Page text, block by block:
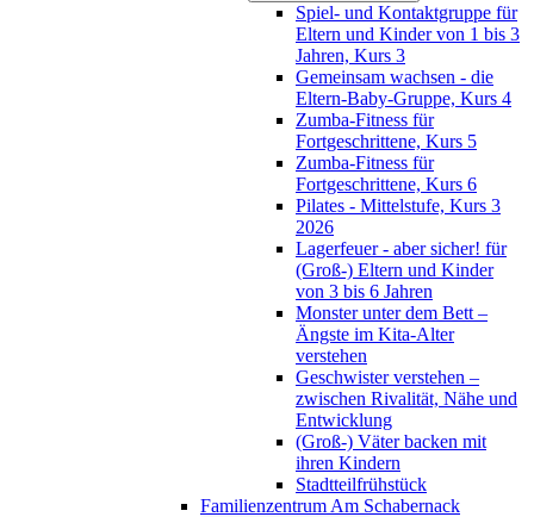
Spiel- und Kontaktgruppe für
Eltern und Kinder von 1 bis 3
Jahren, Kurs 3
Gemeinsam wachsen - die
Eltern-Baby-Gruppe, Kurs 4
Zumba-Fitness für
Fortgeschrittene, Kurs 5
Zumba-Fitness für
Fortgeschrittene, Kurs 6
Pilates - Mittelstufe, Kurs 3
2026
Lagerfeuer - aber sicher! für
(Groß-) Eltern und Kinder
von 3 bis 6 Jahren
Monster unter dem Bett –
Ängste im Kita-Alter
verstehen
Geschwister verstehen –
zwischen Rivalität, Nähe und
Entwicklung
(Groß-) Väter backen mit
ihren Kindern
Stadtteilfrühstück
Familienzentrum Am Schabernack